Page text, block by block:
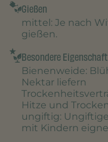
Gießen
mittel: Je nach
gießen.
Besondere
Bienenweide:
Nektar liefern
Hitze und
ungiftig:
mit Kindern